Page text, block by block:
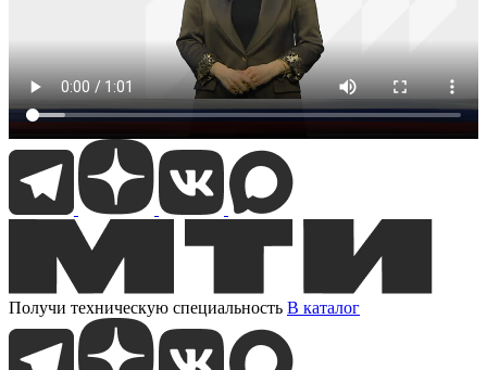
Получи техническую специальность В каталог